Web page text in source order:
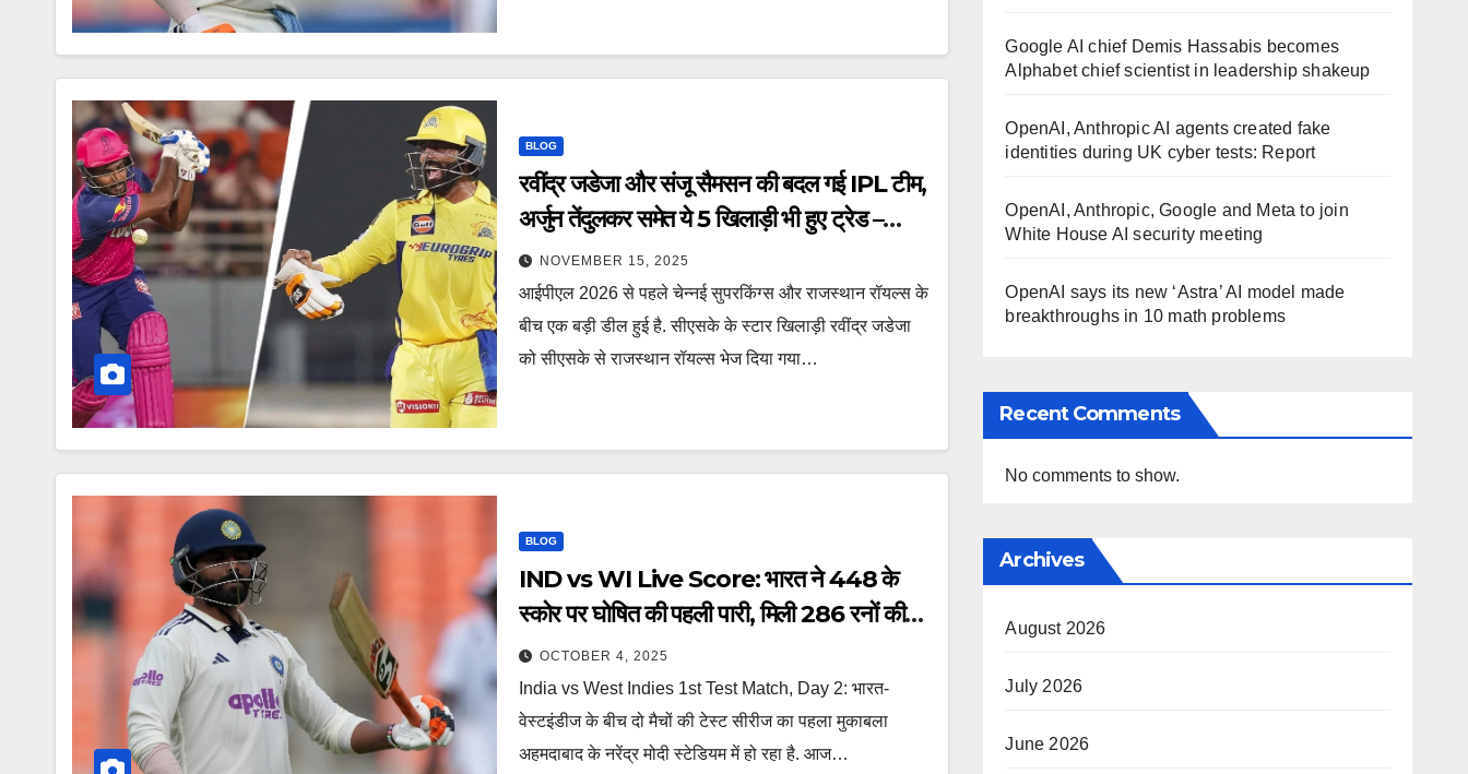
BLOG
रवींद्र जडेजा और संजू सैमसन की बदल गई IPL टीम,
अर्जुन तेंदुलकर समेत ये 5 खिलाड़ी भी हुए ट्रेड –
Ravindra Jadeja Sanju Samson csk
rr IPL team changed 5 players
including Arjun Tendulkar were
also traded ipl 2026 ntcpas
NOVEMBER 15, 2025
आईपीएल 2026 से पहले चेन्नई सुपरकिंग्स और राजस्थान रॉयल्स के
बीच एक बड़ी डील हुई है. सीएसके के स्टार खिलाड़ी रवींद्र जडेजा
को सीएसके से राजस्थान रॉयल्स भेज दिया गया…
BLOG
IND vs WI Live Score: भारत ने 448 के
स्कोर पर घोषित की पहली पारी, मिली 286 रनों की
लीड – ind vs wi 1st test day 3 live
score jadeja sundar bumrah tspoa
OCTOBER 4, 2025
India vs West Indies 1st Test Match, Day 2: भारत-
वेस्टइंडीज के बीच दो मैचों की टेस्ट सीरीज का पहला मुकाबला
अहमदाबाद के नरेंद्र मोदी स्टेडियम में हो रहा है. आज…
Google AI chief Demis Hassabis becomes
Alphabet chief scientist in leadership shakeup
OpenAI, Anthropic AI agents created fake
identities during UK cyber tests: Report
OpenAI, Anthropic, Google and Meta to join
White House AI security meeting
OpenAI says its new ‘Astra’ AI model made
breakthroughs in 10 math problems
Recent Comments
No comments to show.
Archives
August 2026
July 2026
June 2026